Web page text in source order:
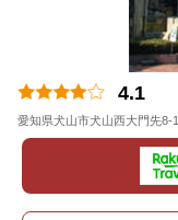
4.1
愛知県犬山市犬山西大門先8-1